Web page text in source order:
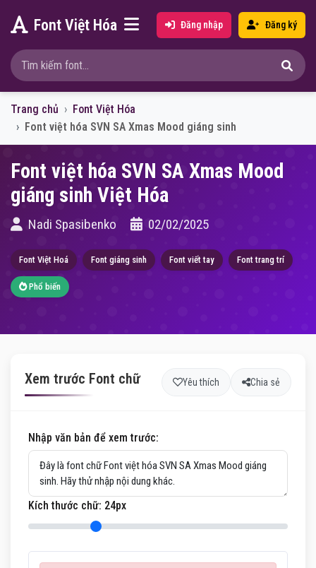
Font Việt Hóa Đăng nhập Đăng ký
Trang chủ
Font Việt Hóa
Font việt hóa SVN SA Xmas Mood giáng sinh
Font việt hóa SVN SA Xmas Mood
giáng sinh Việt Hóa
Nadi Spasibenko 02/02/2025
Font Việt Hoá Font giáng sinh Font viết tay Font trang trí
Phổ biến
Xem trước Font chữ Yêu thích Chia sẻ
Nhập văn bản để xem trước:
Kích thước chữ: 24px